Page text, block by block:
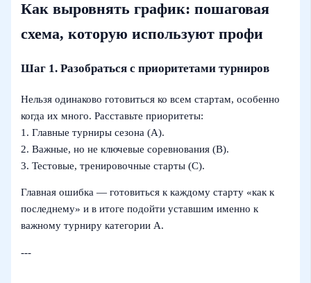
Как выровнять график: пошаговая
схема, которую используют профи
Шаг 1. Разобраться с приоритетами турниров
Нельзя одинаково готовиться ко всем стартам, особенно
когда их много. Расставьте приоритеты:
1. Главные турниры сезона (A).
2. Важные, но не ключевые соревнования (B).
3. Тестовые, тренировочные старты (C).
Главная ошибка — готовиться к каждому старту «как к
последнему» и в итоге подойти уставшим именно к
важному турниру категории A.
---